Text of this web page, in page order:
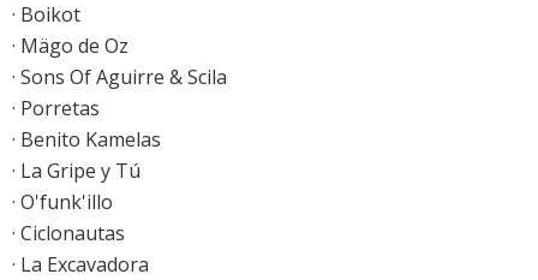
· Boikot
· Mägo de Oz
· Sons Of Aguirre & Scila
· Porretas
· Benito Kamelas
· La Gripe y Tú
· O'funk'illo
· Ciclonautas
· La Excavadora